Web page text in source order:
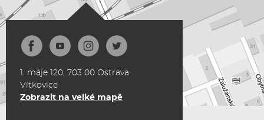
FacebookYoutubeInstagramTwitter
1. máje 120, 703 00 Ostrava
Vítkovice
Zobrazit na velké mapě